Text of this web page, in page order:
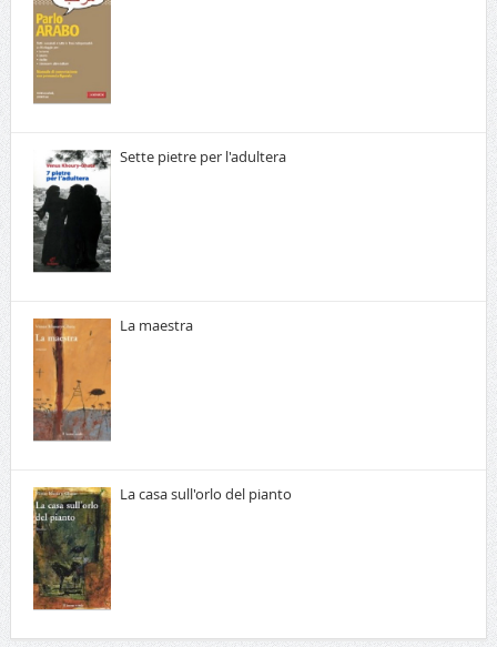
Sette pietre per l'adultera
La maestra
La casa sull'orlo del pianto